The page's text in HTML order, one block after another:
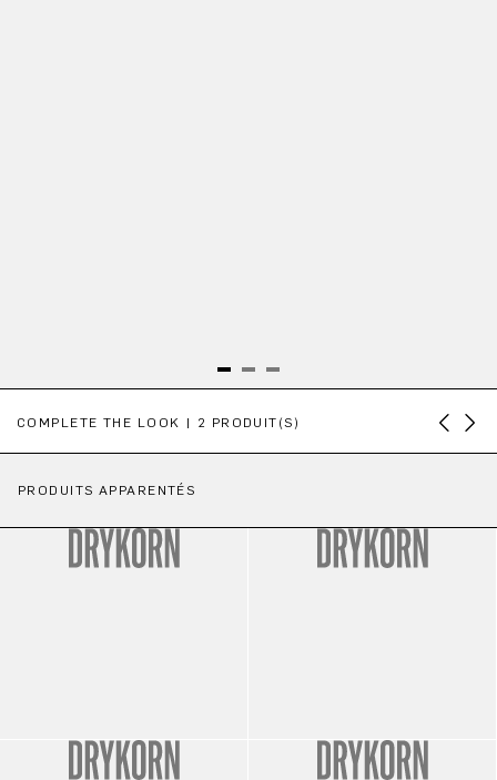
COMPLETE THE LOOK | 2 PRODUIT(S)
PRODUITS APPARENTÉS